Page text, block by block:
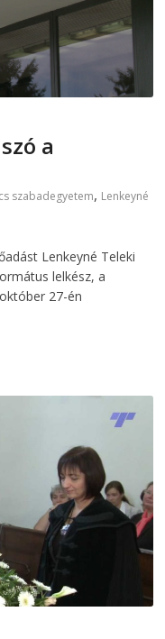
a
szabadegyetem, Lenkeyné
Lenkeyné Teleki
lelkész, a
27-én